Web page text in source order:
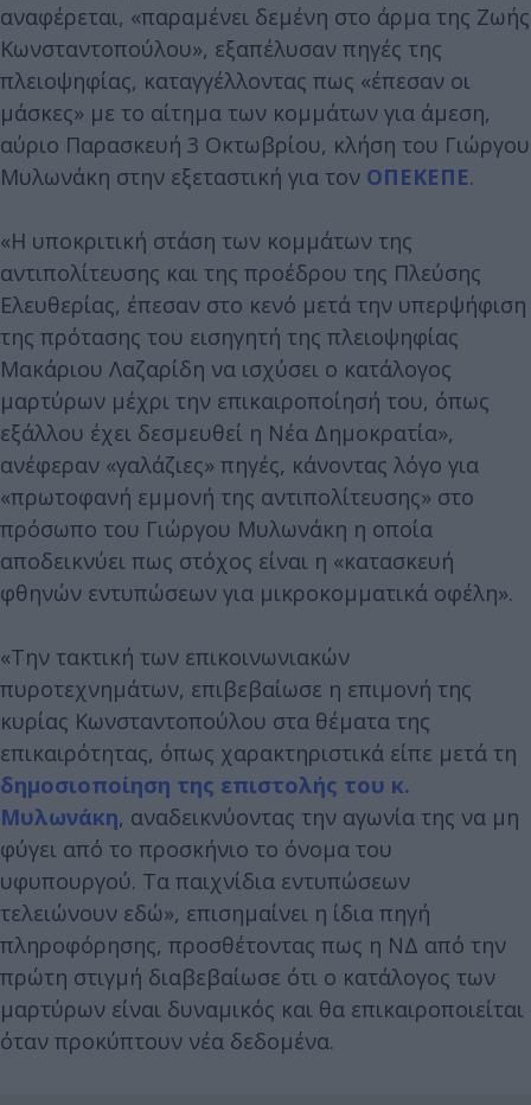
αναφέρεται, «παραμένει δεμένη στο άρμα της Ζωής
Κωνσταντοπούλου», εξαπέλυσαν πηγές της
πλειοψηφίας, καταγγέλλοντας πως «έπεσαν οι
μάσκες» με το αίτημα των κομμάτων για άμεση,
αύριο Παρασκευή 3 Οκτωβρίου, κλήση του Γιώργου
Μυλωνάκη στην εξεταστική για τον ΟΠΕΚΕΠΕ.
«Η υποκριτική στάση των κομμάτων της
αντιπολίτευσης και της προέδρου της Πλεύσης
Ελευθερίας, έπεσαν στο κενό μετά την υπερψήφιση
της πρότασης του εισηγητή της πλειοψηφίας
Μακάριου Λαζαρίδη να ισχύσει ο κατάλογος
μαρτύρων μέχρι την επικαιροποίησή του, όπως
εξάλλου έχει δεσμευθεί η Νέα Δημοκρατία»,
ανέφεραν «γαλάζιες» πηγές, κάνοντας λόγο για
«πρωτοφανή εμμονή της αντιπολίτευσης» στο
πρόσωπο του Γιώργου Μυλωνάκη η οποία
αποδεικνύει πως στόχος είναι η «κατασκευή
φθηνών εντυπώσεων για μικροκομματικά οφέλη».
«Την τακτική των επικοινωνιακών
πυροτεχνημάτων, επιβεβαίωσε η επιμονή της
κυρίας Κωνσταντοπούλου στα θέματα της
επικαιρότητας, όπως χαρακτηριστικά είπε μετά τη
δημοσιοποίηση της επιστολής του κ.
Μυλωνάκη, αναδεικνύοντας την αγωνία της να μη
φύγει από το προσκήνιο το όνομα του
υφυπουργού. Τα παιχνίδια εντυπώσεων
τελειώνουν εδώ», επισημαίνει η ίδια πηγή
πληροφόρησης, προσθέτοντας πως η ΝΔ από την
πρώτη στιγμή διαβεβαίωσε ότι ο κατάλογος των
μαρτύρων είναι δυναμικός και θα επικαιροποιείται
όταν προκύπτουν νέα δεδομένα.